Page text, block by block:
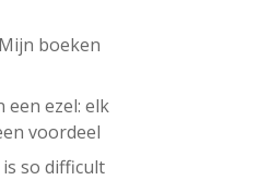
boeken
een ezel: elk
voordeel
so difficult